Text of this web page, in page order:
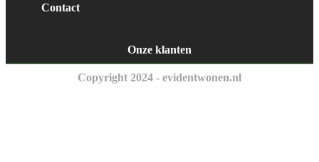
Contact
Onze klanten
Copyright 2024 - evidentwonen.nl